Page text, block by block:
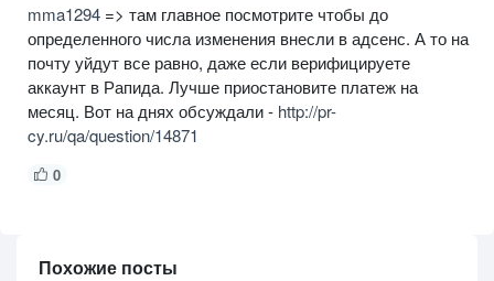
mma1294 => там главное посмотрите чтобы до
определенного числа изменения внесли в адсенс. А то на
почту уйдут все равно, даже если верифицируете
аккаунт в Рапида. Лучше приостановите платеж на
месяц. Вот на днях обсуждали - http://pr-
cy.ru/qa/question/14871
0
Похожие посты